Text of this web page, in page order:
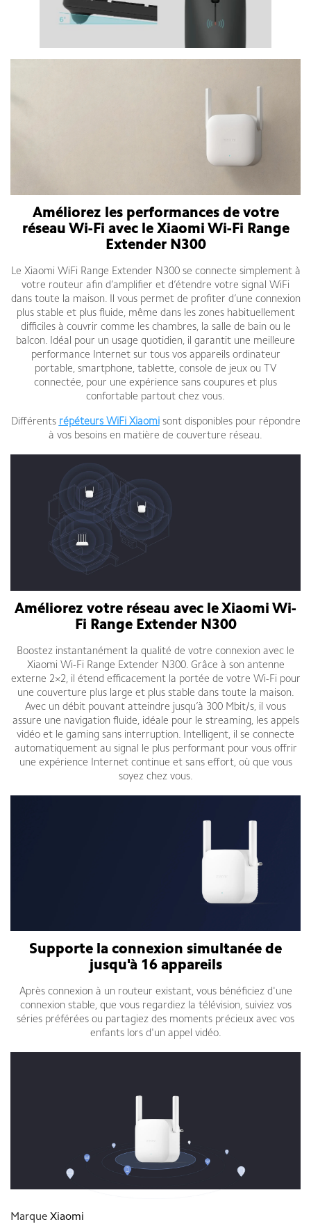
Améliorez les performances de votre
réseau Wi-Fi avec le Xiaomi Wi-Fi Range
Extender N300
Le Xiaomi WiFi Range Extender N300 se connecte simplement à
votre routeur afin d’amplifier et d’étendre votre signal WiFi
dans toute la maison. Il vous permet de profiter d’une connexion
plus stable et plus fluide, même dans les zones habituellement
difficiles à couvrir comme les chambres, la salle de bain ou le
balcon. Idéal pour un usage quotidien, il garantit une meilleure
performance Internet sur tous vos appareils ordinateur
portable, smartphone, tablette, console de jeux ou TV
connectée, pour une expérience sans coupures et plus
confortable partout chez vous.
Différents répéteurs WiFi Xiaomisont disponibles pour répondre
à vos besoins en matière de couverture réseau.
Améliorez votre réseau avec le Xiaomi Wi-
Fi Range Extender N300
Boostez instantanément la qualité de votre connexion avec le
Xiaomi Wi-Fi Range Extender N300. Grâce à son antenne
externe 2×2, il étend efficacement la portée de votre Wi-Fi pour
une couverture plus large et plus stable dans toute la maison.
Avec un débit pouvant atteindre jusqu’à 300 Mbit/s, il vous
assure une navigation fluide, idéale pour le streaming, les appels
vidéo et le gaming sans interruption. Intelligent, il se connecte
automatiquement au signal le plus performant pour vous offrir
une expérience Internet continue et sans effort, où que vous
soyez chez vous.
Supporte la connexion simultanée de
jusqu'à 16 appareils
Après connexion à un routeur existant, vous bénéficiez d'une
connexion stable, que vous regardiez la télévision, suiviez vos
séries préférées ou partagiez des moments précieux avec vos
enfants lors d'un appel vidéo.
Marque Xiaomi